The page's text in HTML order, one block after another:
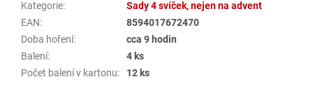
Kategorie:
Sady 4 svíček, nejen na advent
EAN:
8594017672470
Doba hoření:
cca 9 hodin
Balení:
4 ks
Počet balení v kartonu: 12 ks